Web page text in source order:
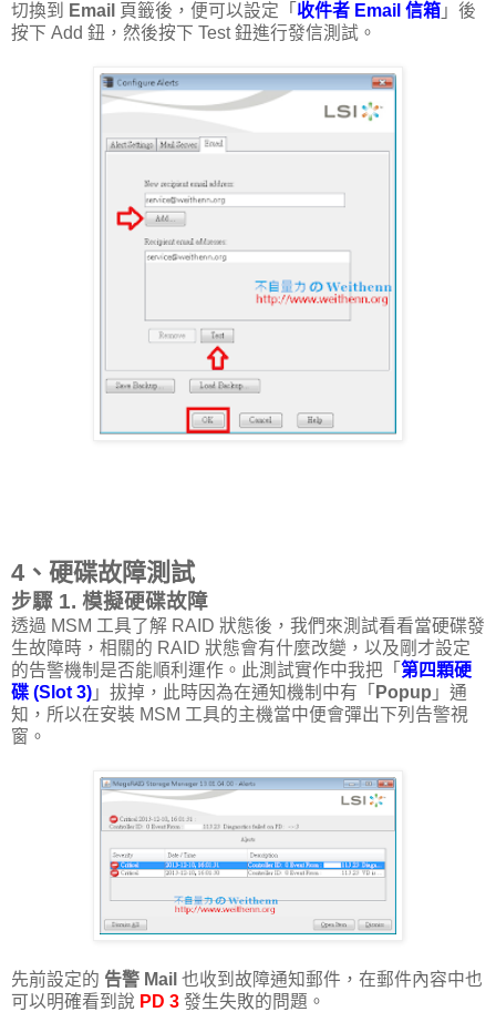
切換到 Email 頁籤後，便可以設定「 收件者 Email 信箱 」後
按下 Add 鈕，然後按下 Test 鈕進行發信測試。
4、硬碟故障測試
步驟 1. 模擬硬碟故障
透過 MSM 工具了解 RAID 狀態後，我們來測試看看當硬碟發
生故障時，相關的 RAID 狀態會有什麼改變，以及剛才設定
的告警機制是否能順利運作。此測試實作中我把「 第四顆硬
碟 (Slot 3) 」拔掉，此時因為在通知機制中有「 Popup 」通
知，所以在安裝 MSM 工具的主機當中便會彈出下列告警視
窗。
先前設定的 告警 Mail 也收到故障通知郵件，在郵件內容中也
可以明確看到說 PD 3 發生失敗的問題。